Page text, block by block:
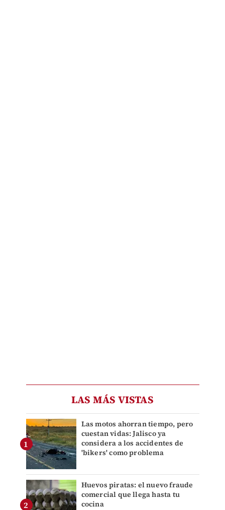
LAS MÁS VISTAS
Las motos ahorran tiempo, pero
cuestan vidas: Jalisco ya
considera a los accidentes de
'bikers' como problema
Huevos piratas: el nuevo fraude
comercial que llega hasta tu
cocina